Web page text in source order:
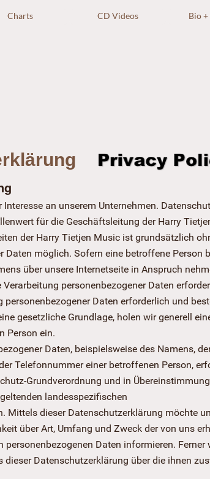
Interesse an unserem Unternehmen.
für die Geschäftsleitung der Harry
der Harry Tietjen Music ist grundsätzlich
Daten möglich. Sofern eine betroffene Person
über unsere Internetseite in Anspruch
personenbezogener Daten
personenbezogener Daten erforderlich und
gesetzliche Grundlage, holen wir generell
Person ein.
Daten, beispielsweise des Namens,
Telefonnummer einer betroffenen Person,
Grundverordnung und in
landesspezifischen
Mittels dieser Datenschutzerklärung möchte
über Art, Umfang und Zweck der von uns
personenbezogenen Daten informieren. Ferner
Datenschutzerklärung über die ihnen
Charts CD Videos Bio +